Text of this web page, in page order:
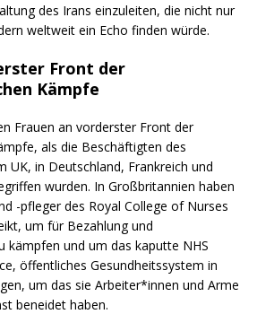
des Irans einzuleiten, die nicht nur
weltweit ein Echo finden würde.
Front der
Kämpfe
Frauen an vorderster Front der
als die Beschäftigten des
UK, in Deutschland, Frankreich und
wurden. In Großbritannien haben
-pfleger des Royal College of Nurses
um für Bezahlung und
kämpfen und um das kaputte NHS
öffentliches Gesundheitssystem in
um das sie Arbeiter*innen und Arme
beneidet haben.